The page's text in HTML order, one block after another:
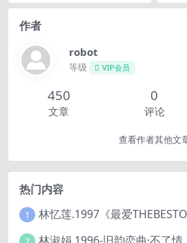
作者
robot
等级 VIP会员
450
文章
0
评论
查看作者其他文
热门内容
1